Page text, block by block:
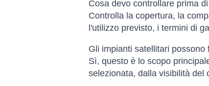
Cosa devo controllare prima
Controlla la copertura, la
l'utilizzo previsto, i termini di
Gli impianti satellitari
Sì, questo è lo scopo
selezionata, dalla visibilità del